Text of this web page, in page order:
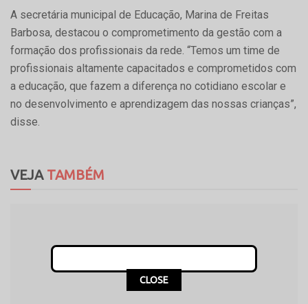
A secretária municipal de Educação, Marina de Freitas
Barbosa, destacou o comprometimento da gestão com a
formação dos profissionais da rede. “Temos um time de
profissionais altamente capacitados e comprometidos com
a educação, que fazem a diferença no cotidiano escolar e
no desenvolvimento e aprendizagem das nossas crianças”,
disse.
VEJATAMBÉM
CLOSE